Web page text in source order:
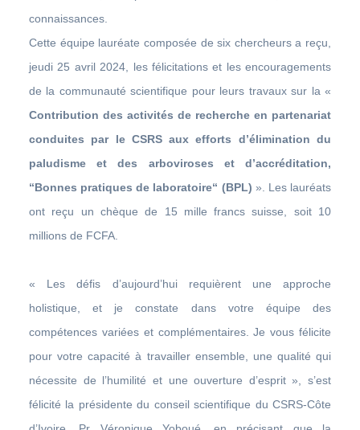
connaissances.
Cette équipe lauréate composée de six chercheurs a reçu,
jeudi 25 avril 2024, les félicitations et les encouragements
de la communauté scientifique pour leurs travaux sur la «
Contribution des activités de recherche en partenariat
conduites par le CSRS aux efforts d’élimination du
paludisme et des arboviroses et d’accréditation,
“Bonnes pratiques de laboratoire“ (BPL) ». Les lauréats
ont reçu un chèque de 15 mille francs suisse, soit 10
millions de FCFA.
« Les défis d’aujourd’hui requièrent une approche
holistique, et je constate dans votre équipe des
compétences variées et complémentaires. Je vous félicite
pour votre capacité à travailler ensemble, une qualité qui
nécessite de l’humilité et une ouverture d’esprit », s’est
félicité la présidente du conseil scientifique du CSRS-Côte